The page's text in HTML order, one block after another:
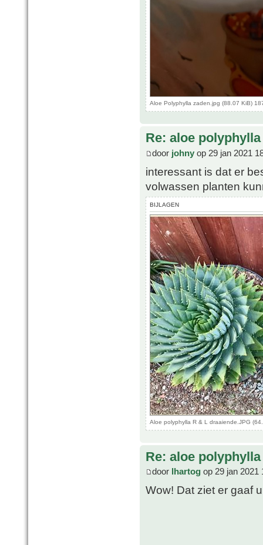
Aloe Polyphylla zaden.jpg (88.07 KiB)
Re: aloe polyphylla
door johny op 29 jan 2021
interessant is dat er
volwassen planten
BIJLAGEN
Aloe polyphylla R & L draaiende.JPG
Re: aloe polyphylla
door lhartog op 29 jan 2021
Wow! Dat ziet er gaaf